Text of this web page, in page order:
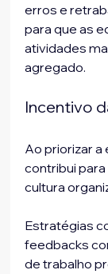
erros e
para que as
atividades
agregado.
Incentivo
Ao priorizar a
contribui
cultura
Estratégias
feedbacks
de trabalho